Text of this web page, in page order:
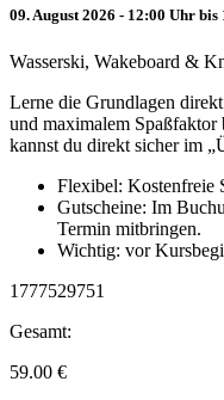
09. August 2026 - 12:00 Uhr
Wasserski, Wakeboard &
Lerne die Grundlagen
und maximalem
kannst du direkt sicher im
Flexibel: Kostenfreie
Gutscheine: Im
Termin mitbringen.
Wichtig: vor
1777529751
Gesamt:
59.00 €